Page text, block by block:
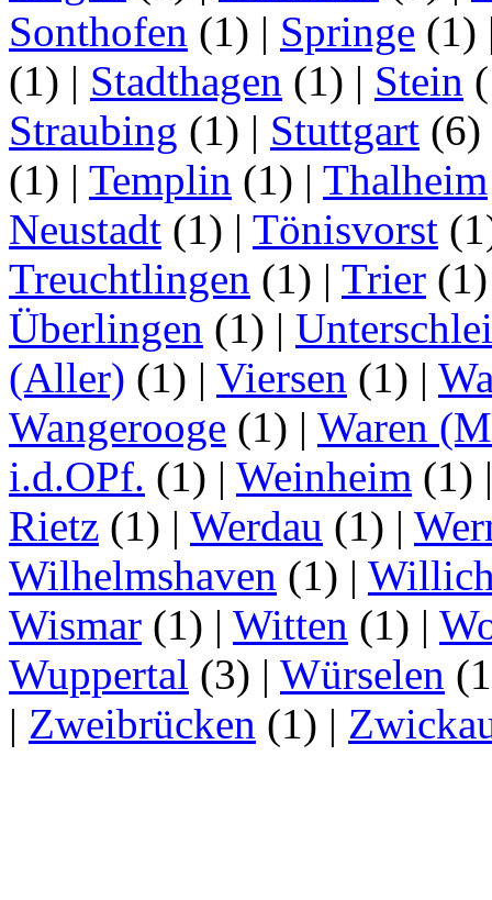
Sonthofen (1) | Springe (1)
(1) | Stadthagen (1) | Stein
Straubing (1) | Stuttgart (6)
(1) | Templin (1) | Thalheim
Neustadt (1) | Tönisvorst
Treuchtlingen (1) | Trier
Überlingen (1) |
(Aller) (1) | Viersen (1) |
Wangerooge (1) | Waren
i.d.OPf. (1) | Weinheim (1)
Rietz (1) | Werdau (1) |
Wilhelmshaven (1) |
Wismar (1) | Witten (1) |
Wuppertal (3) | Würselen
| Zweibrücken (1) |